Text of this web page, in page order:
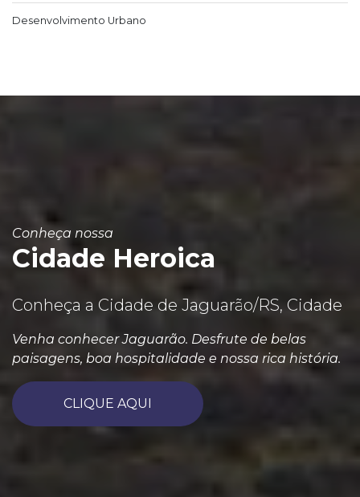
Desenvolvimento Urbano
Conheça nossa
Cidade Heroica
Conheça a Cidade de Jaguarão/RS, Cidade
Venha conhecer Jaguarão. Desfrute de belas
paisagens, boa hospitalidade e nossa rica história.
CLIQUE AQUI